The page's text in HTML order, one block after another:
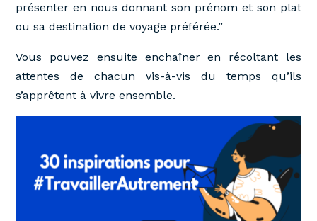
présenter en nous donnant son prénom et son plat
ou sa destination de voyage préférée.”
Vous pouvez ensuite enchaîner en récoltant les
attentes de chacun vis-à-vis du temps qu’ils
s’apprêtent à vivre ensemble.